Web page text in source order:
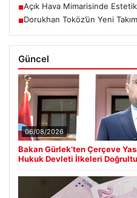
■Açık Hava Mimarisinde
■Dorukhan Toköz’ün Yeni
Güncel
06/08/2026
Bakan Gürlek’ten Çerçeve
Hukuk Devleti İlkeleri